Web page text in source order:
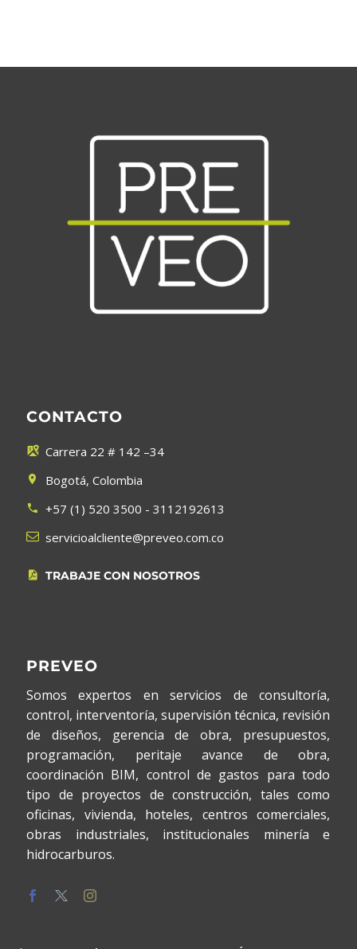
CONTACTO

 Carrera 22 # 142 –34

 Bogotá, Colombia

 +57 (1) 520 3500 - 3112192613

 servicioalcliente@preveo.com.co

 TRABAJE CON NOSOTROS
PREVEO
Somos expertos en servicios de consultoría,
control, interventoría, supervisión técnica, revisión
de diseños, gerencia de obra, presupuestos,
programación, peritaje avance de obra,
coordinación BIM, control de gastos para todo
tipo de proyectos de construcción, tales como
oficinas, vivienda, hoteles, centros comerciales,
obras industriales, institucionales minería e
hidrocarburos.